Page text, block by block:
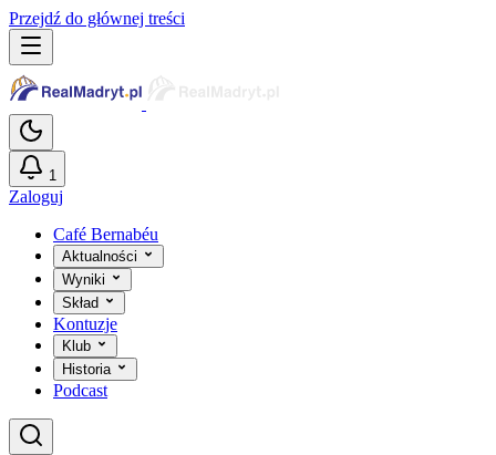
Przejdź do głównej treści
1
Zaloguj
Café Bernabéu
Aktualności
Wyniki
Skład
Kontuzje
Klub
Historia
Podcast